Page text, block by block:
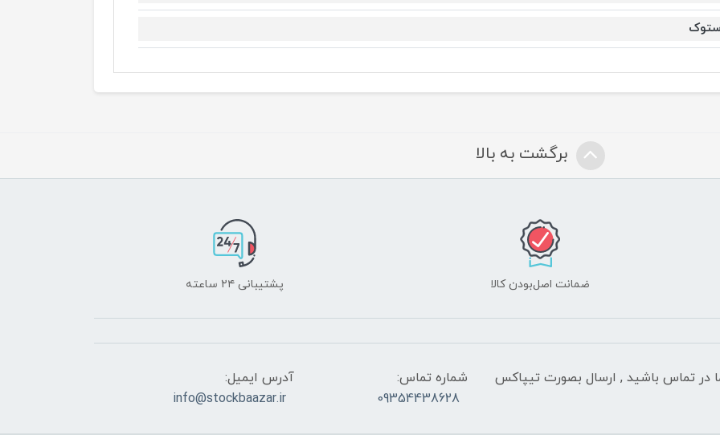
برگشت به بالا
ضمانت اصل‌بودن کالا پشتیبانی ۲۴ ساعته
شب با کارشناسان ما در تماس باشید , ارسال بصورت تیپاکس
شماره تماس:
09354438628
آدرس ایمیل:
info@stockbaazar.ir